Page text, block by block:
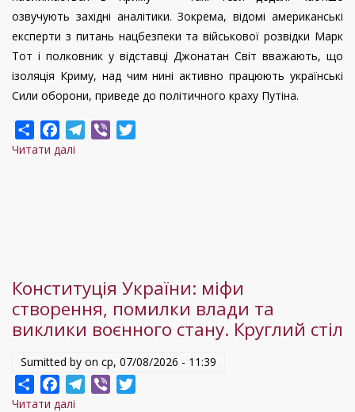
озвучують західні аналітики. Зокрема, відомі американські
експерти з питань нацбезпеки та військової розвідки Марк
Тот і полковник у відставці Джонатан Світ вважають, що
ізоляція Криму, над чим нині активно працюють українські
Сили оборони, приведе до політичного краху Путіна.
ShareFacebookTelegram
Viber
Читати далі
для
Путіна
Конституція України: міфи
створення, помилки влади та
виклики воєнного стану. Круглий стіл
Sumitted by on ср, 07/08/2026 - 11:39
ShareFacebookTelegram
Viber
Читати далі